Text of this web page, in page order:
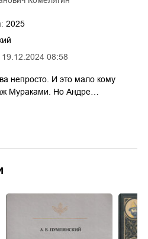
19.12.2024 08:58
2025
непросто. И это мало кому
Мураками. Но Андре…